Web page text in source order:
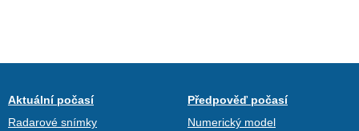
Aktuální počasí
Radarové snímky
Předpověď počasí
Numerický model